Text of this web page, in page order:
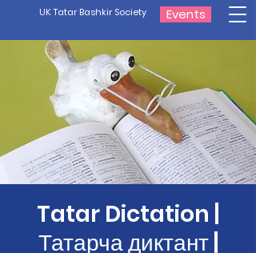
Events
UK Tatar Bashkir Society
Tatar Dictation |
Татарча диктант |